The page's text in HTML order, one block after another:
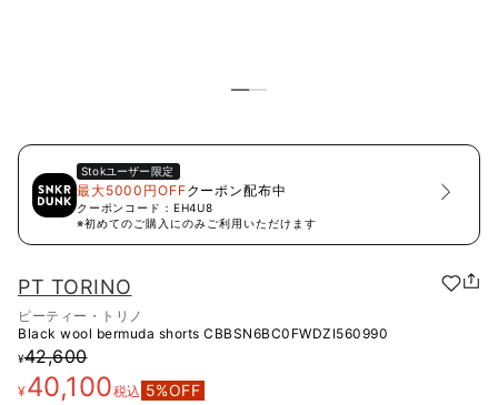
Stokユーザー限定
最大5000円OFFクーポン配布中
クーポンコード： EH4U8
※初めてのご購入にのみご利用いただけます
PT TORINO
ピーティー・トリノ
Black wool bermuda shorts CBBSN6BC0FWDZI560990
¥42,600
¥40,100税込 5%OFF